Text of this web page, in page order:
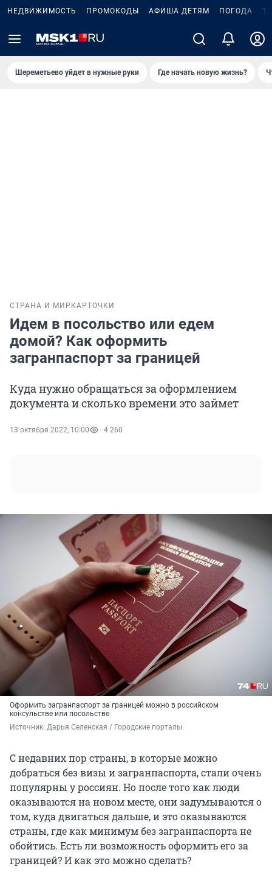
НЕДВИЖИМОСТЬ ПРОМОКОДЫ АФИША ДЕТЯМ ПОГОДА
Шереметьево уйдет в нужные руки Где начать новую жизнь?
СТРАНА И МИР КАРТОЧКИ
Идем в посольство или едем
домой? Как оформить
загранпаспорт за границей
Куда нужно обращаться за оформлением
документа и сколько времени это займет
13 октября 2022, 10:00 4 260
Оформить загранпаспорт за границей можно в российском
консульстве или посольстве
Источник: Дарья Селенская / Городские порталы
С недавних пор страны, в которые можно
добраться без визы и загранпаспорта, стали очень
популярны у россиян. Но после того как люди
оказываются на новом месте, они задумываются о
том, куда двигаться дальше, и это оказываются
страны, где как минимум без загранпаспорта не
обойтись. Есть ли возможность оформить его за
границей? И как это можно сделать?